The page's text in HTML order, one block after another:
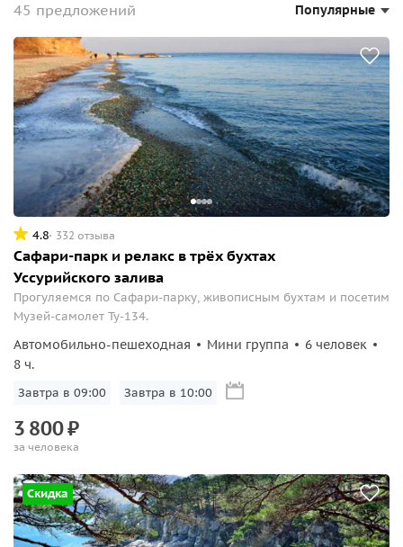
45 предложений Популярные
4.8 332 отзыва
Сафари-парк и релакс в трёх бухтах
Уссурийского залива
Прогуляемся по Сафари-парку, живописным бухтам и посетим
Музей-самолет Ту-134.
Автомобильно-пешеходная Мини группа
6 человек
8 ч.
Завтра в 09:00 Завтра в 10:00
3 800₽
за человека
Скидка